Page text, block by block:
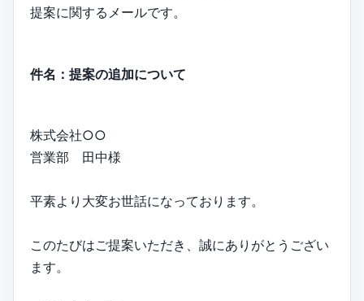
提案に関するメールです。
件名：提案の追加について
株式会社○○
営業部 田中様
平素より大変お世話になっております。
このたびはご提案いただき、誠にありがとうござい
ます。